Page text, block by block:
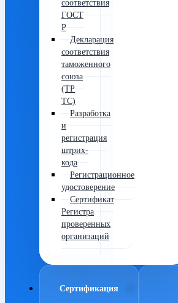
соответствия
ГОСТ
Р
Декларация
соответствия
таможенного
союза
(ТР
ТС)
Разработка
и
регистрация
штрих-
кода
Регистрационное
удостоверение
Сертификат
Регистра
проверенных
организаций
Сертификация